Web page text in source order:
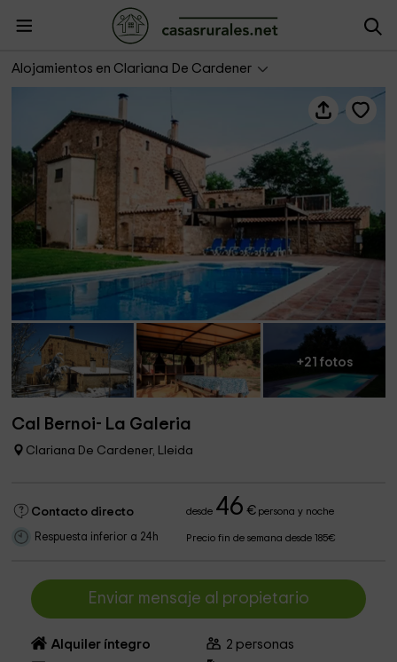
Alojamientos en Clariana De Cardener
Cal Bernoi- La Galeria
+21 fotos
Cal Bernoi- La Galeria
Clariana De Cardener, Lleida
Contacto directo desde 46 €persona y noche
Respuesta inferior a 24h Precio fin de semana desde 185€
Enviar mensaje al propietario
Alquiler íntegro 2 personas